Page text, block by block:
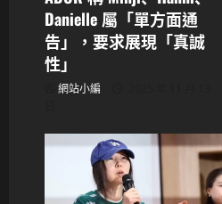
Danielle 屬「單方面通
告」，要求展現「真誠
性」
網站小編